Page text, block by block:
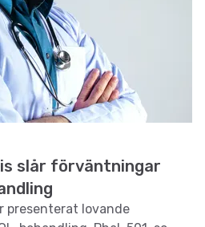
slår förväntningar
presenterat lovande